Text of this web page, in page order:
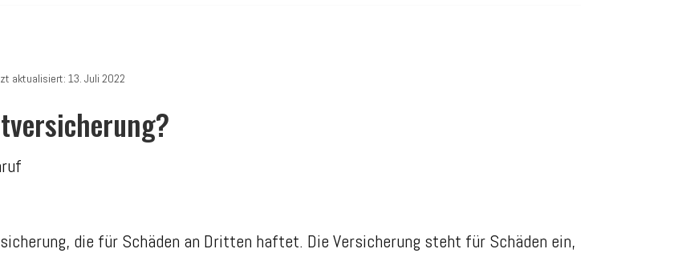
aktualisiert: 13. Juli 2022
die für Schäden an Dritten haftet. Die Versicherung steht für Schäden ein,